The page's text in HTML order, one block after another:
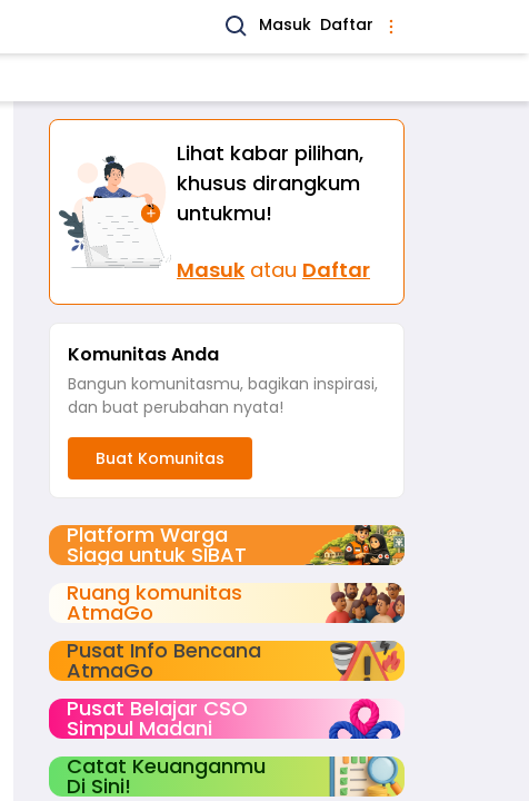
Masuk Daftar
Lihat kabar pilihan,
khusus dirangkum
untukmu!
Masuk atau Daftar
Komunitas Anda
Bangun komunitasmu, bagikan inspirasi,
dan buat perubahan nyata!
Buat Komunitas
Platform Warga
Siaga untuk SIBAT
Ruang komunitas
AtmaGo
Pusat Info Bencana
AtmaGo
Pusat Belajar CSO
Simpul Madani
Catat Keuanganmu
Di Sini!